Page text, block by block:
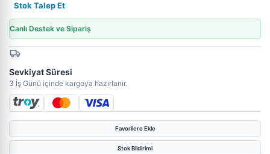
Stok Talep Et
Canlı Destek ve Sipariş
Sevkiyat Süresi
3 İş Günü içinde kargoya hazırlanır.
Favorilere Ekle
Stok Bildirimi